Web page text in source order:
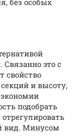
это с
свойство
и высоту,
экономии
подобрать
вид. Минусом